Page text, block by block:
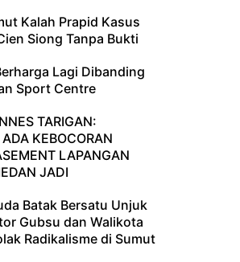
Kalah Prapid Kasus
Siong Tanpa Bukti
Lagi Dibanding
Sport Centre
TARIGAN:
KEBOCORAN
LAPANGAN
JADI
Batak Bersatu Unjuk
Gubsu dan Walikota
Radikalisme di Sumut